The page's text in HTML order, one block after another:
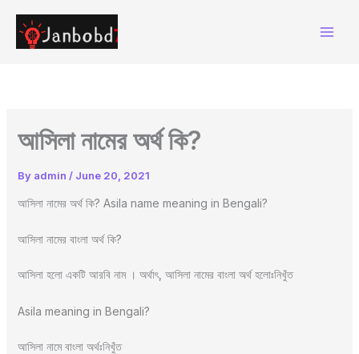
content
আসিলা নামের অর্থ কি?
By admin / June 20, 2021
আসিলা নামের অর্থ কি? Asila name meaning in Bengali?
আসিলা নামের বাংলা অর্থ কি?
আসিলা হলো একটি আরবি নাম । অর্থাৎ, আসিলা নামের বাংলা অর্থ হলোঃনিখুঁত
Asila meaning in Bengali?
আসিলা নামে বাংলা অর্থঃনিখুঁত